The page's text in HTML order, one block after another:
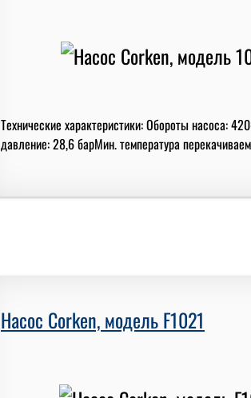
Технические характеристики: Обороты насоса:
давление: 28,6 барМин. температура
Насос Corken, модель F1021